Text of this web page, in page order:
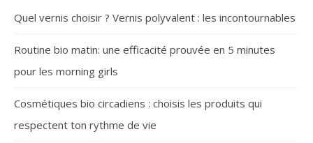
Quel vernis choisir ? Vernis polyvalent : les incontournables
Routine bio matin: une efficacité prouvée en 5 minutes
pour les morning girls
Cosmétiques bio circadiens : choisis les produits qui
respectent ton rythme de vie